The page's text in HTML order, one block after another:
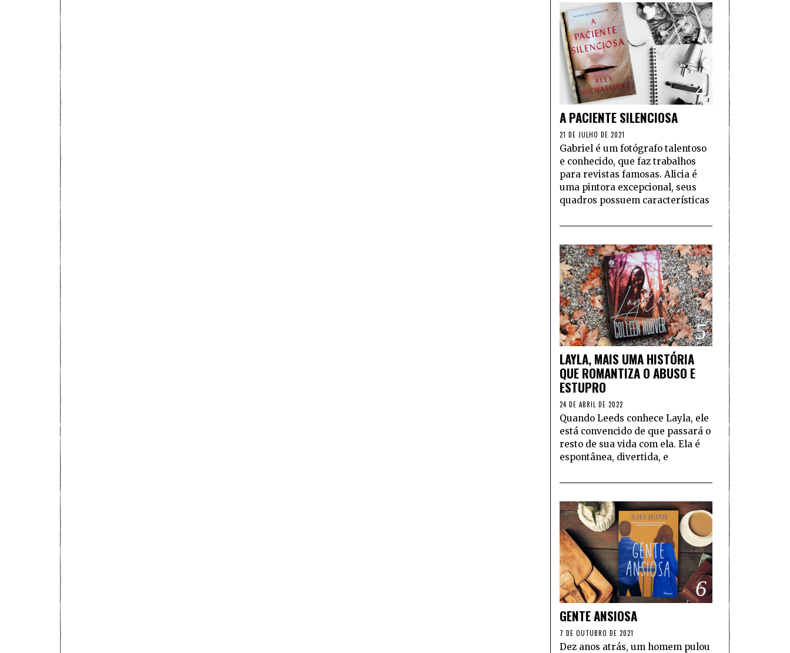
4
A PACIENTE SILENCIOSA
21 DE JULHO DE 2021
Gabriel é um fotógrafo talentoso
e conhecido, que faz trabalhos
para revistas famosas. Alicia é
uma pintora excepcional, seus
quadros possuem características
5
LAYLA, MAIS UMA HISTÓRIA
QUE ROMANTIZA O ABUSO E
ESTUPRO
24 DE ABRIL DE 2022
Quando Leeds conhece Layla, ele
está convencido de que passará o
resto de sua vida com ela. Ela é
espontânea, divertida, e
6
GENTE ANSIOSA
7 DE OUTUBRO DE 2021
Dez anos atrás, um homem pulou